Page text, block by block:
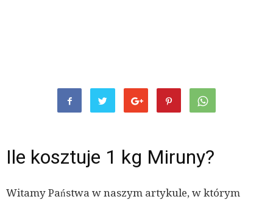
Ile kosztuje 1 kg Miruny?
Witamy Państwa w naszym artykule, w którym